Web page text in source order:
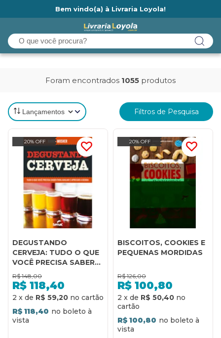
Bem vindo(a) à Livraria Loyola!
Foram encontrados 1055 produtos
Filtros de Pesquisa
20% OFF
DEGUSTANDO
CERVEJA: TUDO O QUE
VOCÊ PRECISA SABER
PARA AVALIAR E
APRECIAR A BEBIDA
R$ 148,00
R$ 118,40
2 x de R$ 59,20
R$ 118,40
20% OFF
BISCOITOS, COOKIES E
PEQUENAS MORDIDAS
R$ 126,00
R$ 100,80
2 x de R$ 50,40
R$ 100,80